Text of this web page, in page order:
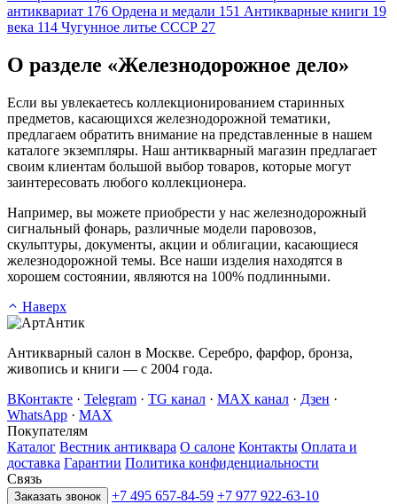
антиквариат 176 Ордена и медали 151 Антикварные книги 19
века 114 Чугунное литье СССР 27
О разделе «Железнодорожное дело»
Если вы увлекаетесь коллекционированием старинных
предметов, касающихся железнодорожной тематики,
предлагаем обратить внимание на представленные в нашем
каталоге экземпляры. Наш антикварный магазин предлагает
своим клиентам большой выбор товаров, которые могут
заинтересовать любого коллекционера.
Например, вы можете приобрести у нас железнодорожный
сигнальный фонарь, различные модели паровозов,
скульптуры, документы, акции и облигации, касающиеся
железнодорожной темы. Все наши изделия находятся в
хорошем состоянии, являются на 100% подлинными.
Наверх
Антикварный салон в Москве. Серебро, фарфор, бронза,
живопись и книги — с 2004 года.
ВКонтакте · Telegram · TG канал · MAX канал · Дзен ·
WhatsApp · MAX
Покупателям
Каталог Вестник антиквара О салоне Контакты Оплата и
доставка Гарантии Политика конфиденциальности
Связь
Заказать звонок +7 495 657-84-59 +7 977 922-63-10